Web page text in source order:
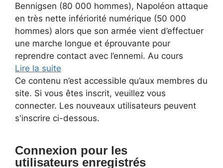
Bennigsen (80 000 hommes), Napoléon attaque
en très nette infériorité numérique (50 000
hommes) alors que son armée vient d’effectuer
une marche longue et éprouvante pour
reprendre contact avec l’ennemi. Au cours
Lire la suite
Ce contenu n’est accessible qu’aux membres du
site. Si vous êtes inscrit, veuillez vous
connecter. Les nouveaux utilisateurs peuvent
s'inscrire ci-dessous.
Connexion pour les
utilisateurs enregistrés